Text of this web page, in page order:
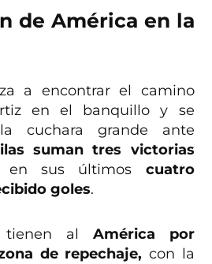
de América en la
a encontrar el camino
en el banquillo y se
cuchara grande ante
suman tres victorias
sus últimos cuatro
goles.
tienen al América por
de repechaje, con la